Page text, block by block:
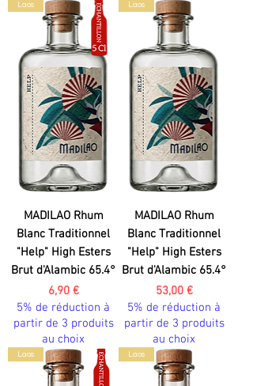
Laos
MADILAO Rhum
Blanc Traditionnel
"Help" High Esters
Brut d'Alambic 65.4°
Prix
6,90 €
5% de réduction à
partir de 3 produits
au choix
Laos
MADILAO Rhum
Blanc Traditionnel
"Help" High Esters
Brut d'Alambic 65.4°
Prix
53,00 €
5% de réduction à
partir de 3 produits
au choix
Laos Laos